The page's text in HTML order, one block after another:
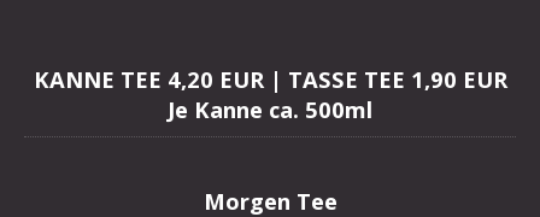
KANNE TEE 4,20 EUR | TASSE TEE 1,90 EUR
Je Kanne ca. 500ml
Morgen Tee